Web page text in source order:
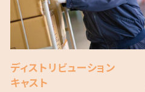
ディストリビューション
キャスト